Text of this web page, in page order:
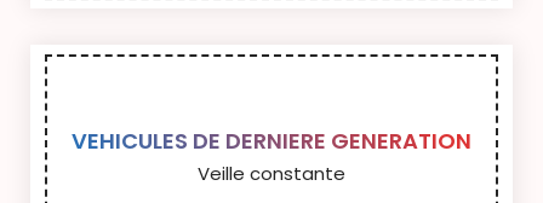
VEHICULES DE DERNIERE GENERATION
Veille constante